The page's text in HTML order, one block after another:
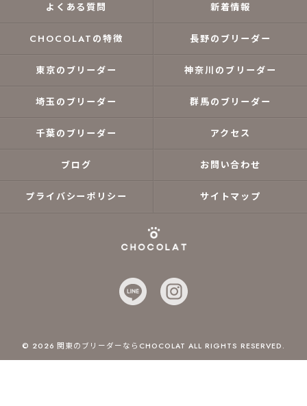
よくある質問 新着情報
CHOCOLATの特徴 長野のブリーダー
東京のブリーダー 神奈川のブリーダー
埼玉のブリーダー 群馬のブリーダー
千葉のブリーダー アクセス
ブログ お問い合わせ
プライバシーポリシー サイトマップ
© 2026 関東のブリーダーならCHOCOLAT ALL RIGHTS RESERVED.